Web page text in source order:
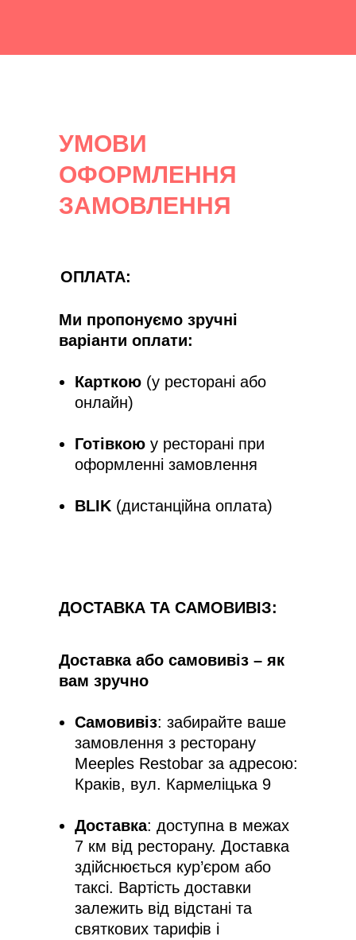
Доставка або самовивіз – як
вам зручно
Самовивіз: забирайте ваше
замовлення з ресторану
Meeples Restobar за адресою:
Краків, вул. Кармеліцька 9
Доставка: доступна в межах
7 км від ресторану. Доставка
здійснюється кур’єром або
таксі. Вартість доставки
залежить від відстані та
святкових тарифів і
УМОВИ
ОФОРМЛЕННЯ
ЗАМОВЛЕННЯ
ДОСТАВКА ТА САМОВИВІЗ:
Ми пропонуємо зручні
варіанти оплати:
Карткою (у ресторані або
онлайн)
Готівкою у ресторані при
оформленні замовлення
BLIK (дистанційна оплата)
ОПЛАТА: